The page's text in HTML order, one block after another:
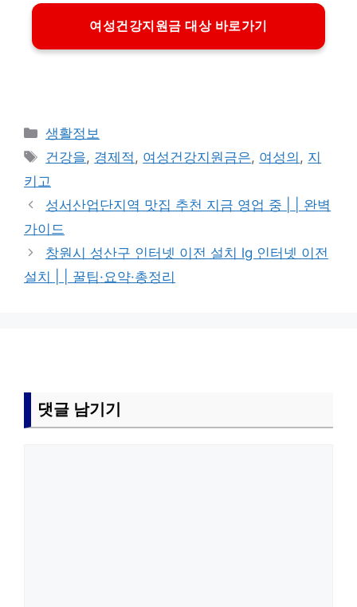
여성건강지원금 대상 바로가기
카
테
리
생활정보
태
그
건강을, 경제적 , 여성건강지원금은, 여성의 , 지
키고
성서산업단지역 맛집 추천 지금 영업 중 | | 완벽
가이드
창원시 성산구 인터넷 이전 설치 lg 인터넷 이전
설치 | | 꿀팁·요약·총정리
댓글 남기기